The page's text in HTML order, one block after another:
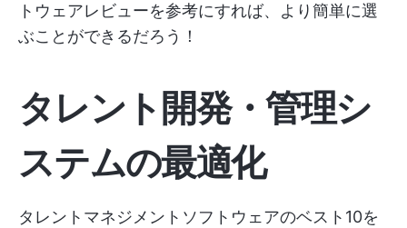
トウェアレビューを参考にすれば、より簡単に選
ぶことができるだろう！
タレント開発・管理シ
ステムの最適化
タレントマネジメントソフトウェアのベスト10を